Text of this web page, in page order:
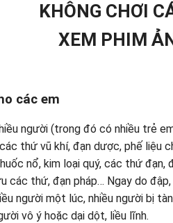
KHÔNG CHƠI
XEM PHIM
các em
người (trong đó có nhiều trẻ
thứ vũ khí, đạn dược, phế liệu
nổ, kim loại quý, các thứ đạn,
các thứ, đạn pháp… Ngay do
người một lúc, nhiều người bị
vô ý hoặc dại dột, liều lĩnh.